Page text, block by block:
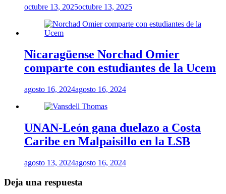
octubre 13, 2025octubre 13, 2025
Nicaragüense Norchad Omier
comparte con estudiantes de la Ucem
agosto 16, 2024agosto 16, 2024
UNAN-León gana duelazo a Costa
Caribe en Malpaisillo en la LSB
agosto 13, 2024agosto 16, 2024
Deja una respuesta